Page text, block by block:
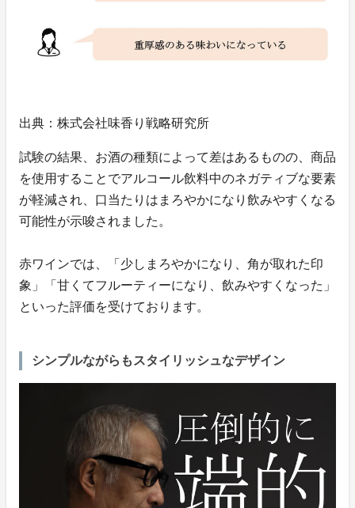
出典：株式会社味香り戦略研究所
試験の結果、お酒の種類によって差はあるものの、商品
を使用することでアルコール飲料中のネガティブな要素
が軽減され、口当たりはまろやかになり飲みやすくなる
可能性が示唆されました。
赤ワインでは、「少しまろやかになり、角が取れた印
象」「甘くてフルーティーになり、飲みやすくなった」
といった評価を受けております。
シンプルながらもスタイリッシュなデザイン